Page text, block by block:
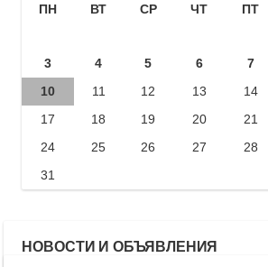
ПН ВТ СР ЧТ ПТ
3
4 5 6 7
10
11 12 13 14
17
18 19 20 21
24
25 26 27 28
31
НОВОСТИ И ОБЪЯВЛЕНИЯ